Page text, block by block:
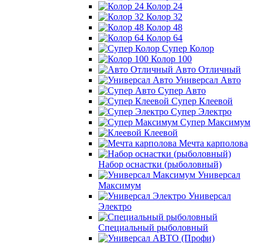
Колор 24
Колор 32
Колор 48
Колор 64
Супер Колор
Колор 100
Авто Отличный
Универсал Авто
Супер Авто
Супер Клеевой
Супер Электро
Супер Максимум
Клеевой
Мечта карполова
Набор оснастки (рыболовный)
Универсал
Максимум
Универсал
Электро
Специальный рыболовный